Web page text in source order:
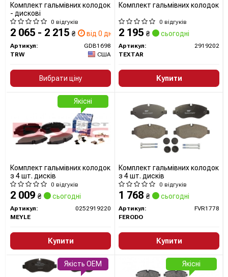
Комплект гальмівних колодок
- дискові
0 відгуків
2 065 - 2 215 ₴ від 0 дн.
Артикул:
GDB1698
TRW
США
Вибрати ціну
Комплект гальмівних колодок
0 відгуків
2 195 ₴ сьогодні
Артикул:
2919202
TEXTAR
Купити
Комплект гальмівних колодок
з 4 шт. дисків
0 відгуків
2 009 ₴ сьогодні
Артикул:
0252919220
MEYLE
Купити
Якісні
Комплект гальмівних колодок
з 4 шт. дисків
0 відгуків
1 768 ₴ сьогодні
Артикул:
FVR1778
FERODO
Купити
Якість OEM Якісні